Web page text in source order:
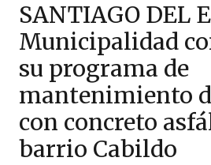
SANTIAGO DEL
Municipalidad
su programa de
mantenimiento
con concreto
barrio Cabildo